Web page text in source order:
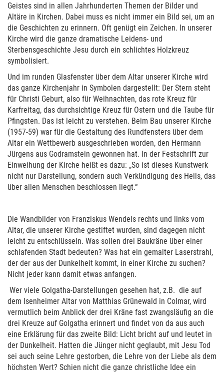
Geistes sind in allen Jahrhunderten Themen der Bilder und
Altäre in Kirchen. Dabei muss es nicht immer ein Bild sei, um an
die Geschichten zu erinnern. Oft genügt ein Zeichen. In unserer
Kirche wird die ganze dramatische Leidens- und
Sterbensgeschichte Jesu durch ein schlichtes Holzkreuz
symbolisiert.
Und im runden Glasfenster über dem Altar unserer Kirche wird
das ganze Kirchenjahr in Symbolen dargestellt: Der Stern steht
für Christi Geburt, also für Weihnachten, das rote Kreuz für
Karfreitag, das durchsichtige Kreuz für Ostern und die Taube für
Pfingsten. Das ist leicht zu verstehen. Beim Bau unserer Kirche
(1957-59) war für die Gestaltung des Rundfensters über dem
Altar ein Wettbewerb ausgeschrieben worden, den Hermann
Jürgens aus Godramstein gewonnen hat. In der Festschrift zur
Einweihung der Kirche heißt es dazu: „So ist dieses Kunstwerk
nicht nur Darstellung, sondern auch Verkündigung des Heils, das
über allen Menschen beschlossen liegt.“
Die Wandbilder von Franziskus Wendels rechts und links vom
Altar, die unserer Kirche gestiftet wurden, sind dagegen nicht
leicht zu entschlüsseln. Was sollen drei Baukräne über einer
schlafenden Stadt bedeuten? Was hat ein gemalter Laserstrahl,
der der aus der Dunkelheit kommt, in einer Kirche zu suchen?
Nicht jeder kann damit etwas anfangen.
Wer viele Golgatha-Darstellungen gesehen hat, z.B. die auf
dem Isenheimer Altar von Matthias Grünewald in Colmar, wird
vermutlich beim Anblick der drei Kräne fast zwangsläufig an die
drei Kreuze auf Golgatha erinnert und findet von da aus auch
eine Erklärung für das zweite Bild: Licht bricht auf und leutet in
der Dunkelheit. Hatten die Jünger nicht geglaubt, mit Jesu Tod
sei auch seine Lehre gestorben, die Lehre von der Liebe als dem
höchsten Wert? Schien nicht die ganze christliche Idee ein